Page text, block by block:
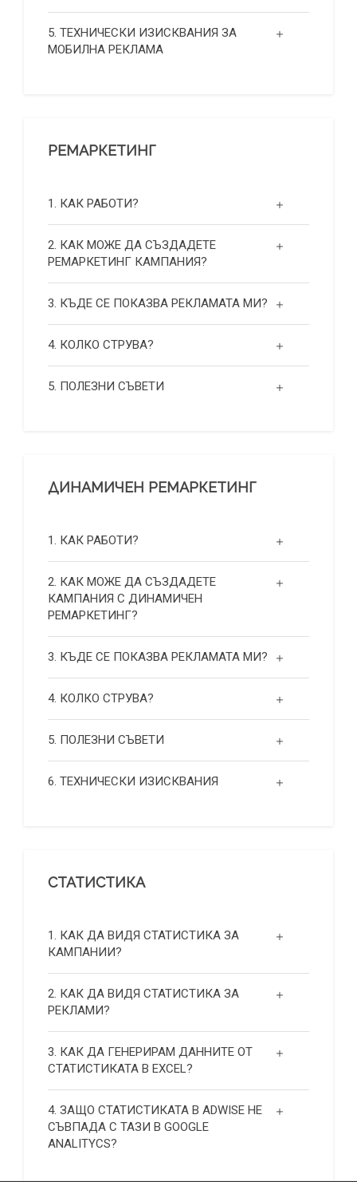
5. ТЕХНИЧЕСКИ ИЗИСКВАНИЯ ЗА
МОБИЛНА РЕКЛАМА
РЕМАРКЕТИНГ
1. КАК РАБОТИ?
2. КАК МОЖЕ ДА СЪЗДАДЕТЕ
РЕМАРКЕТИНГ КАМПАНИЯ?
3. КЪДЕ СЕ ПОКАЗВА РЕКЛАМАТА МИ?
4. КОЛКО СТРУВА?
5. ПОЛЕЗНИ СЪВЕТИ
ДИНАМИЧЕН РЕМАРКЕТИНГ
1. КАК РАБОТИ?
2. КАК МОЖЕ ДА СЪЗДАДЕТЕ
КАМПАНИЯ С ДИНАМИЧЕН
РЕМАРКЕТИНГ?
3. КЪДЕ СЕ ПОКАЗВА РЕКЛАМАТА МИ?
4. КОЛКО СТРУВА?
5. ПОЛЕЗНИ СЪВЕТИ
6. ТЕХНИЧЕСКИ ИЗИСКВАНИЯ
СТАТИСТИКА
1. КАК ДА ВИДЯ СТАТИСТИКА ЗА
КАМПАНИИ?
2. КАК ДА ВИДЯ СТАТИСТИКА ЗА
РЕКЛАМИ?
3. КАК ДА ГЕНЕРИРАМ ДАННИТЕ ОТ
СТАТИСТИКАТА В EXCEL?
4. ЗАЩО СТАТИСТИКАТА В ADWISE НЕ
СЪВПАДА С ТАЗИ В GOOGLE
ANALITYCS?